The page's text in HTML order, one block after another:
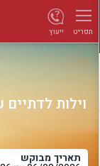
תפריט ייעוץ
וילות
תאריך מבוקש